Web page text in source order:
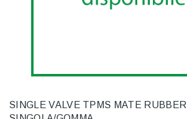
SINGLE VALVE TPMS MATE RUBBER